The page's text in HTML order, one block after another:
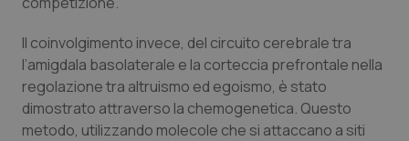
Quotidiano Oncologia
Quotidiano Pediatria
Il coinvolgimento invece, del circuito cerebrale tra
l’amigdala basolaterale e la corteccia prefrontale nella
regolazione tra altruismo ed egoismo, è stato
dimostrato attraverso la chemogenetica. Questo
metodo, utilizzando molecole che si attaccano a siti